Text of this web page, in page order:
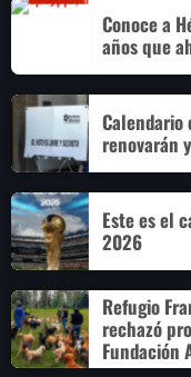
Conoce a
años que
Calendario
renovarán
Este es el
2026
Refugio
rechazó
Fundación